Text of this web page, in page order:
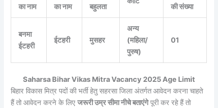
का नाम
का नाम
बहुलता
की संख्या
बनमा
ईटहरी
ईटहरी मुसहर
अन्य
(महिला/
पुरुष)
01
Saharsa Bihar Vikas Mitra Vacancy 2025 Age Limit
बिहार विकास मित्र पदों की भर्ती हेतु सहरसा जिला अंतर्गत आवेदन करना चाहते
हैं तो आवेदन करने के लिएजरूरी उम्र सीमा नीचे बताएंगेपूरी कर रहे हैं तो